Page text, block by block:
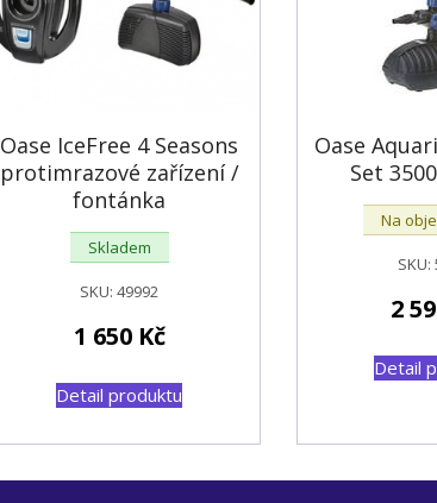
Oase IceFree 4 Seasons
protimrazové zařízení /
fontánka
Skladem
SKU:49992
1 650 Kč
Detail produktu
Oase
Set
Na
SKU:
2
Detail